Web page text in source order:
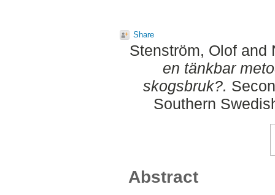
Share
Stenström, Olofand
en tänkbar
skogsbruk?.
Southern
Abstract